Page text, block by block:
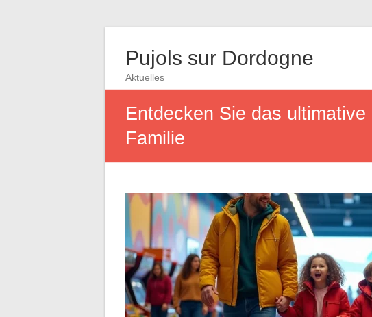
Pujols sur Dordogne
Aktuelles
Entdecken Sie das
Familie